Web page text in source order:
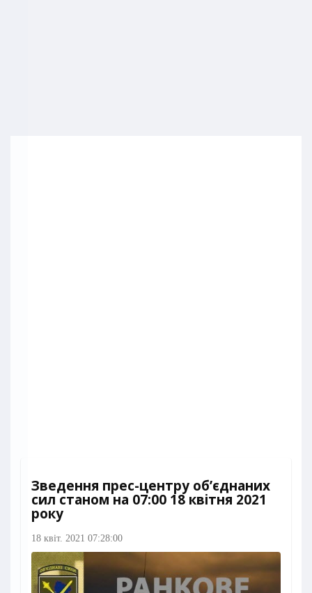
Зведення прес-центру об’єднаних
сил станом на 07:00 18 квітня 2021
року
18 квіт. 2021 07:28:00